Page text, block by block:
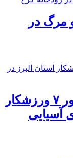
مرگ در
۲ مدال برنز نتیجه حضور ۷ ورزشکار
آسیایی